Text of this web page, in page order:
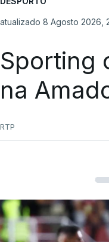
atualizado 8 Agosto 2026,
Sporting
na
RTP